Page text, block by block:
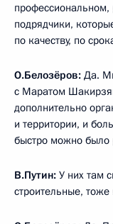
подрядчики,
по качеству, по
О.Белозёров: Да.
с Маратом
дополнительно
и территории, и
быстро можно было
В.Путин: У них там
строительные, тоже